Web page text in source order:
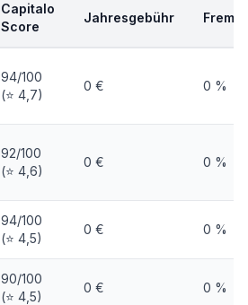
Capitalo
Score
Jahresgebühr
94/100
(⭐ 4,7)
0 € 0 %
92/100
(⭐ 4,6)
0 € 0 %
94/100
(⭐ 4,5)
0 € 0 %
90/100
(⭐ 4,5)
0 € 0 %